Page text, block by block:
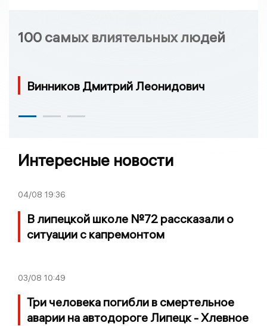
100 самых влиятельных людей
Винников Дмитрий Леонидович
Интересные новости
04/08 19:36
В липецкой школе №72 рассказали о
ситуации с капремонтом
03/08 10:49
Три человека погибли в смертельное
аварии на автодороге Липецк - Хлевное